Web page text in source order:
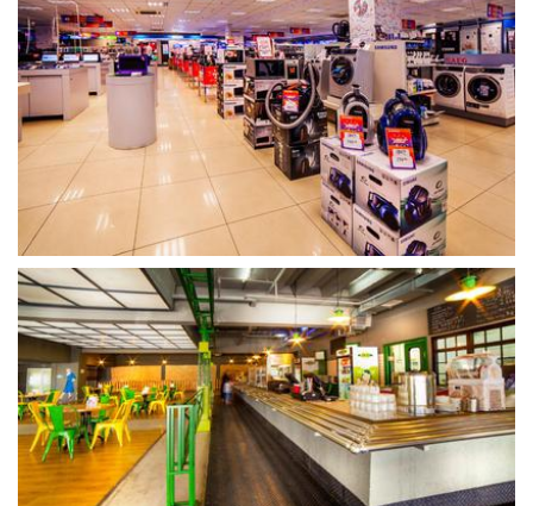
გახსნა
გახსნა